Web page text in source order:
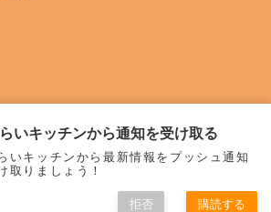
(C) 2026 おさらいキッチン
All Rights Reserved.
いキッチンから通知を受け取る
いキッチンから最新情報をプッシュ通知
取りましょう！
拒否 購読する